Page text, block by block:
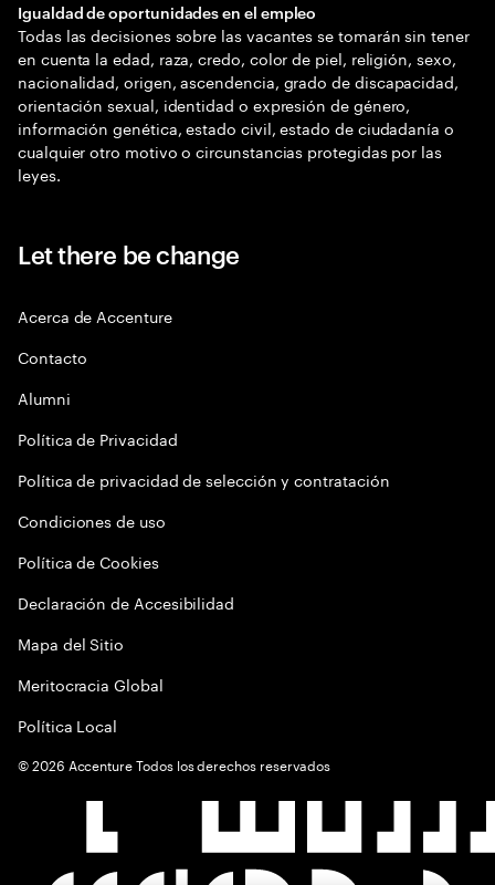
Igualdad de oportunidades en el empleo
Todas las decisiones sobre las vacantes se tomarán sin tener
en cuenta la edad, raza, credo, color de piel, religión, sexo,
nacionalidad, origen, ascendencia, grado de discapacidad,
orientación sexual, identidad o expresión de género,
información genética, estado civil, estado de ciudadanía o
cualquier otro motivo o circunstancias protegidas por las
leyes.
Let there be change
Acerca de Accenture
Contacto
Alumni
Política de Privacidad
Política de privacidad de selección y contratación
Condiciones de uso
Política de Cookies
Declaración de Accesibilidad
Mapa del Sitio
Meritocracia Global
Política Local
©2026 Accenture Todos los derechos reservados